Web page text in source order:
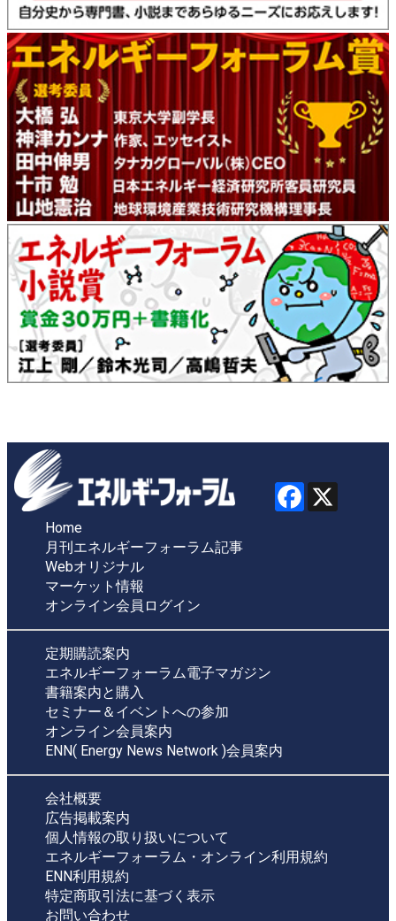
Home
月刊エネルギーフォーラム記事
Webオリジナル
マーケット情報
オンライン会員ログイン
定期購読案内
エネルギーフォーラム電子マガジン
書籍案内と購入
セミナー＆イベントへの参加
オンライン会員案内
ENN( Energy News Network )会員案内
会社概要
広告掲載案内
個人情報の取り扱いについて
エネルギーフォーラム・オンライン利用規約
ENN利用規約
特定商取引法に基づく表示
お問い合わせ